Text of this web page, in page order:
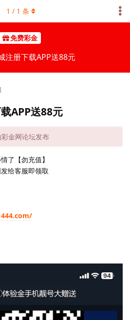
免费彩金
注册下载APP送88元
1 / 1 条
APP送88元
金网论坛发布
了【勿充值】
给客服即领取